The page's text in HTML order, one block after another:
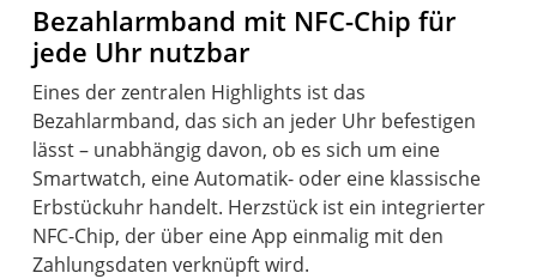
Bezahlarmband mit NFC-Chip für
jede Uhr nutzbar
Eines der zentralen Highlights ist das
Bezahlarmband, das sich an jeder Uhr befestigen
lässt – unabhängig davon, ob es sich um eine
Smartwatch, eine Automatik- oder eine klassische
Erbstückuhr handelt. Herzstück ist ein integrierter
NFC-Chip, der über eine App einmalig mit den
Zahlungsdaten verknüpft wird.